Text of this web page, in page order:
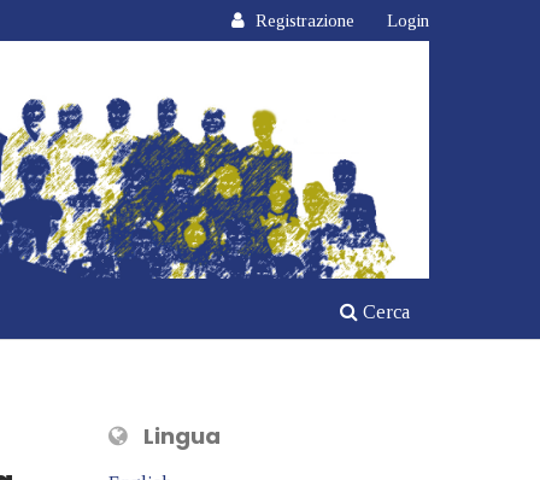
Cerca
Registrazione Login
Lingua